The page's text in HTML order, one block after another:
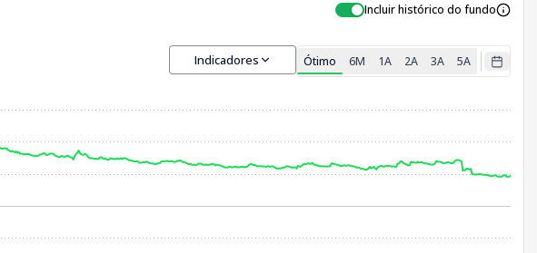
Incluir histórico do fundo
Indicadores Ótimo 6M 1A 2A 3A 5A